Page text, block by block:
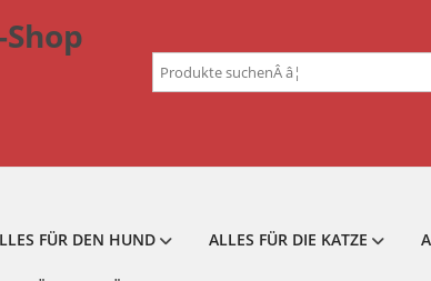
Suchen
nach:
FÜR DEN HUND ALLES FÜR DIE KATZE